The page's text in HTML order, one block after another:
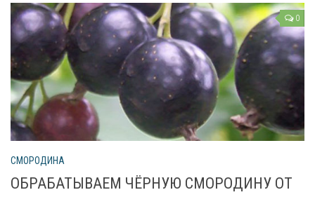
0
СМОРОДИНА
ОБРАБАТЫВАЕМ ЧЁРНУЮ СМОРОДИНУ ОТ